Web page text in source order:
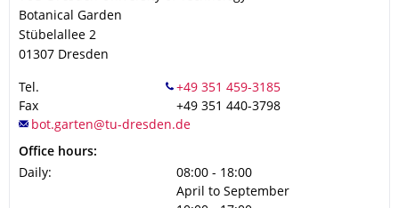
Botanical Garden
Stübelallee 2
01307 Dresden
Tel.
Fax
+49 351 440-3798
Office hours:
Daily:
08:00 - 18:00
April to September